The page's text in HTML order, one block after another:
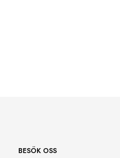
BESÖK OSS